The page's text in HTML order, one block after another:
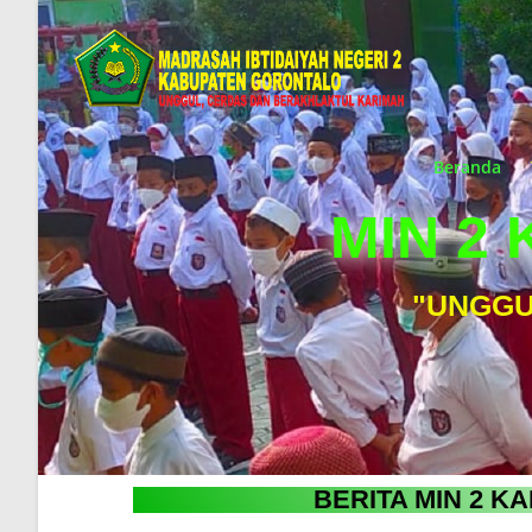
Beranda
MIN 2
BERITA MIN 2